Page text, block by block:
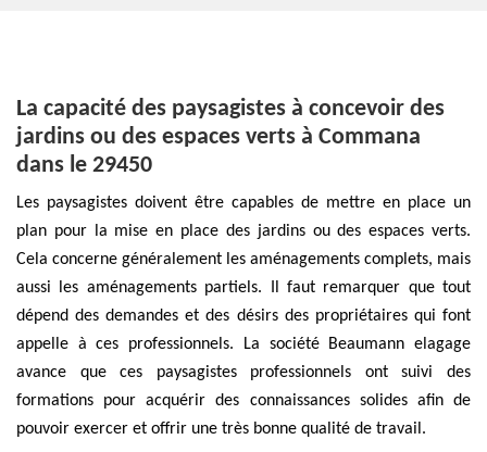
La capacité des paysagistes à concevoir des
jardins ou des espaces verts à Commana
dans le 29450
Les paysagistes doivent être capables de mettre en place un
plan pour la mise en place des jardins ou des espaces verts.
Cela concerne généralement les aménagements complets, mais
aussi les aménagements partiels. Il faut remarquer que tout
dépend des demandes et des désirs des propriétaires qui font
appelle à ces professionnels. La société Beaumann elagage
avance que ces paysagistes professionnels ont suivi des
formations pour acquérir des connaissances solides afin de
pouvoir exercer et offrir une très bonne qualité de travail.